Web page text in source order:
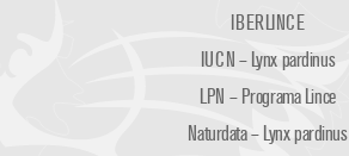
IBERLINCE
IUCN – Lynx pardinus
LPN – Programa Lince
Naturdata – Lynx pardinus